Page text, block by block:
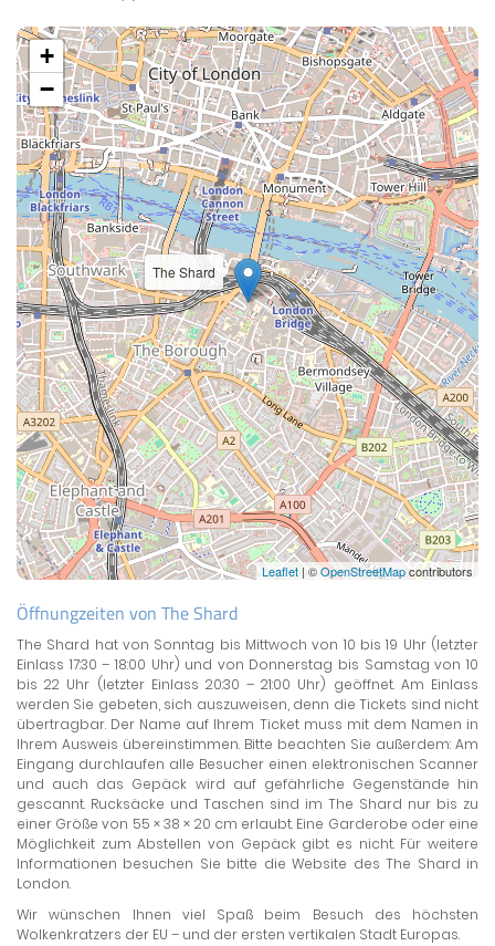
The Shard
+
−
Leaflet | ©OpenStreetMapcontributors
Öffnungzeiten von The Shard
The Shard hat von Sonntag bis Mittwoch von 10 bis 19 Uhr (letzter
Einlass 17:30 – 18:00 Uhr) und von Donnerstag bis Samstag von 10
bis 22 Uhr (letzter Einlass 20:30 – 21:00 Uhr) geöffnet. Am Einlass
werden Sie gebeten, sich auszuweisen, denn die Tickets sind nicht
übertragbar. Der Name auf Ihrem Ticket muss mit dem Namen in
Ihrem Ausweis übereinstimmen. Bitte beachten Sie außerdem: Am
Eingang durchlaufen alle Besucher einen elektronischen Scanner
und auch das Gepäck wird auf gefährliche Gegenstände hin
gescannt. Rucksäcke und Taschen sind im The Shard nur bis zu
einer Größe von 55 × 38 × 20 cm erlaubt. Eine Garderobe oder eine
Möglichkeit zum Abstellen von Gepäck gibt es nicht. Für weitere
Informationen besuchen Sie bitte die Website des The Shard in
London.
Wir wünschen Ihnen viel Spaß beim Besuch des höchsten
Wolkenkratzers der EU – und der ersten vertikalen Stadt Europas.